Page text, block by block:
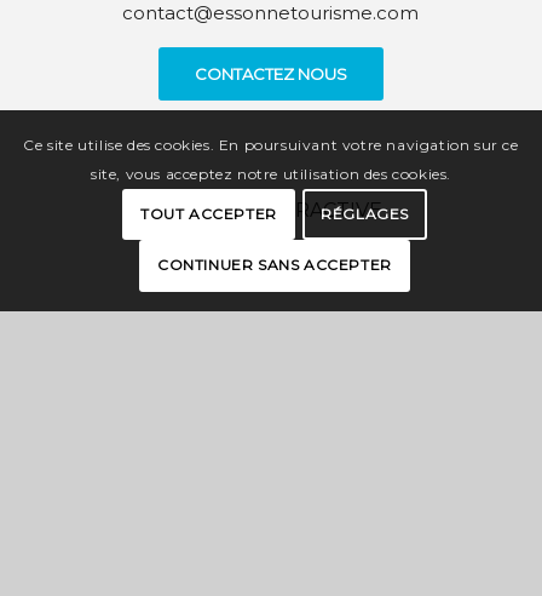
contact@essonnetourisme.com
CONTACTEZ NOUS
CARTE INTERACTIVE
BROCHURES
Ce site utilise des cookies. En poursuivant votre navigation sur ce
site, vous acceptez notre utilisation des cookies.
TOUT ACCEPTER RÉGLAGES
CONTINUER SANS ACCEPTER